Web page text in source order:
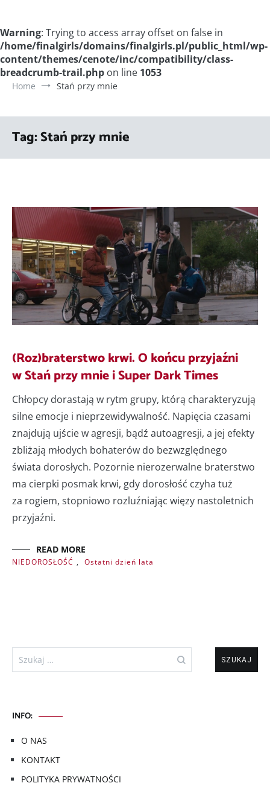
Warning: Trying to access array offset on false in
/home/finalgirls/domains/finalgirls.pl/public_html/wp-
content/themes/cenote/inc/compatibility/class-
breadcrumb-trail.php on line 1053
Home Stań przy mnie
Tag:Stań przy mnie
(Roz)braterstwo krwi. O końcu przyjaźni
w Stań przy mnie i Super Dark Times
Chłopcy dorastają w rytm grupy, którą charakteryzują
silne emocje i nieprzewidywalność. Napięcia czasami
znajdują ujście w agresji, bądź autoagresji, a jej efekty
zbliżają młodych bohaterów do bezwzględnego
świata dorosłych. Pozornie nierozerwalne braterstwo
ma cierpki posmak krwi, gdy dorosłość czyha tuż
za rogiem, stopniowo rozluźniając więzy nastoletnich
przyjaźni.
READ MORE
NIEDOROSŁOŚĆ , Ostatni dzień lata
Szukaj:
INFO:
O NAS
KONTAKT
POLITYKA PRYWATNOŚCI